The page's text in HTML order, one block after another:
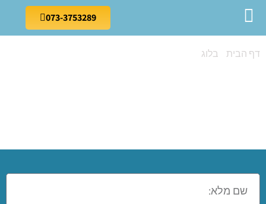
073-3753289
דף הבית בלוג